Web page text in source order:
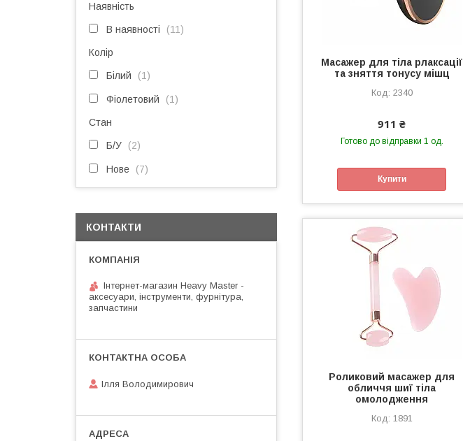
Масажер для тіла рлаксації
та зняття тонусу мішц
2340
911 ₴
Готово до відправки 1 од.
Купити
Роликовий масажер для
обличчя шиї тіла
омолодження
1891
Наявність
В наявності 11
Колір
Білий 1
Фіолетовий 1
Стан
Б/У 2
Нове 7
КОНТАКТИ
Інтернет-магазин Heavy Master -
аксесуари, інструменти, фурнітура,
запчастини
Ілля Володимирович